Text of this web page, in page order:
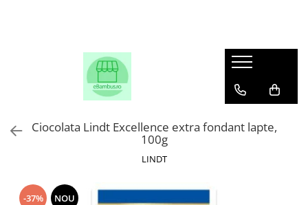
Ciocolata Lindt Excellence extra fondant lapte,
100g
LINDT
-37% NOU